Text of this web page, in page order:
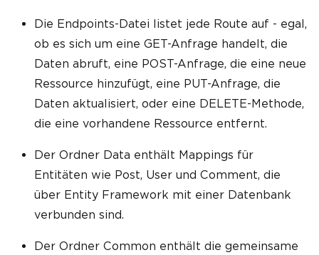
Die Endpoints-Datei listet jede Route auf - egal,
ob es sich um eine GET-Anfrage handelt, die
Daten abruft, eine POST-Anfrage, die eine neue
Ressource hinzufügt, eine PUT-Anfrage, die
Daten aktualisiert, oder eine DELETE-Methode,
die eine vorhandene Ressource entfernt.
Der Ordner Data enthält Mappings für
Entitäten wie Post, User und Comment, die
über Entity Framework mit einer Datenbank
verbunden sind.
Der Ordner Common enthält die gemeinsame